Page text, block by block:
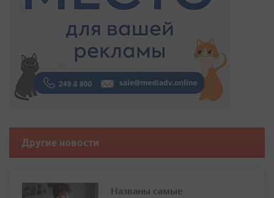
Другие новости
Названы самые